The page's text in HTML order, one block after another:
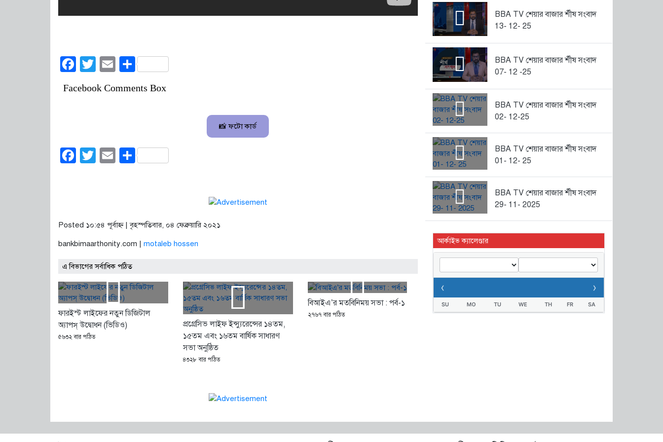
Facebook
Twitter
EmailShare
Facebook Comments Box
📸 ফটো কার্ড
Facebook
Twitter
EmailShare
Posted ১০:৫৪ পূর্বাহ্ণ | বৃহস্পতিবার, ০৪ ফেব্রুয়ারি ২০২১
bankbimaarthonity.com | motaleb hossen
এ বিভাগের সর্বাধিক পঠিত
ফারইস্ট লাইফের নতুন ডিজিটাল
অ্যাপস্ উদ্বোধন (ভিডিও)
৫৬৩২ বার পঠিত
প্রগ্রেসিভ লাইফ ইন্স্যুরেন্সের ১৪তম,
১৫তম এবং ১৬তম বার্ষিক সাধারণ
সভা অনুষ্ঠিত
৪৩২৮ বার পঠিত
বিআইএ’র মতবিনিময় সভা : পর্ব-১
২৭৬৭ বার পঠিত
BBA TV শেয়ার বাজার র্শীষ সংবাদ
13- 12- 25
BBA TV শেয়ার বাজার র্শীষ সংবাদ
07- 12 -25
BBA TV শেয়ার বাজার র্শীষ সংবাদ
02- 12-25
BBA TV শেয়ার বাজার র্শীষ সংবাদ
01- 12- 25
BBA TV শেয়ার বাজার র্শীষ সংবাদ
29- 11- 2025
আর্কাইভ ক্যালেণ্ডার
‹ ›
SU MO TU WE TH FR SA